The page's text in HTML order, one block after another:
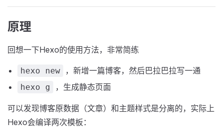
原理
回想一下Hexo的使用方法，非常简练
hexo new ，新增一篇博客，然后巴拉巴拉写一通
hexo g ，生成静态页面
可以发现博客原数据（文章）和主题样式是分离的，实际上
Hexo会编译两次模板：